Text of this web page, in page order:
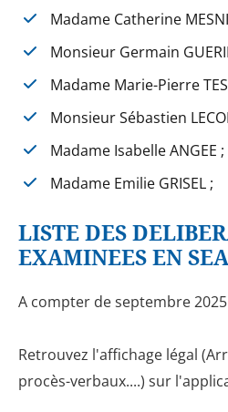
Madame Catherine
Monsieur Germain
Madame Marie-Pierre
Monsieur Sébastien
Madame Isabelle ANGEE ;
Madame Emilie GRISEL ;
LISTE DES
EXAMINEES EN
A compter de septembre 2025
Retrouvez l'affichage légal
procès-verbaux....) sur